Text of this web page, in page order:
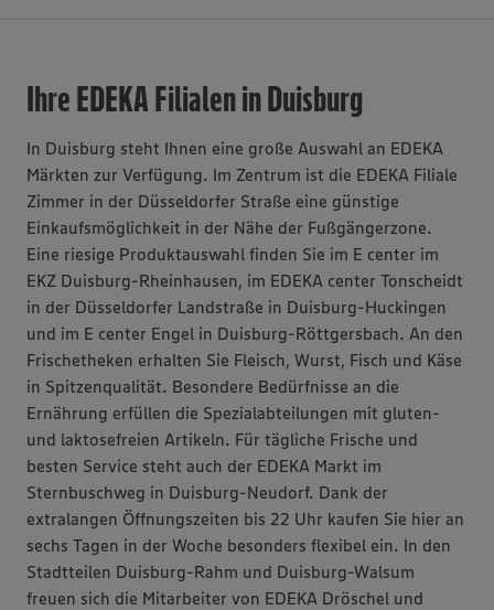
Ihre EDEKA Filialen in Duisburg
In Duisburg steht Ihnen eine große Auswahl an EDEKA
Märkten zur Verfügung. Im Zentrum ist die EDEKA Filiale
Zimmer in der Düsseldorfer Straße eine günstige
Einkaufsmöglichkeit in der Nähe der Fußgängerzone.
Eine riesige Produktauswahl finden Sie im E center im
EKZ Duisburg-Rheinhausen, im EDEKA center Tonscheidt
in der Düsseldorfer Landstraße in Duisburg-Huckingen
und im E center Engel in Duisburg-Röttgersbach. An den
Frischetheken erhalten Sie Fleisch, Wurst, Fisch und Käse
in Spitzenqualität. Besondere Bedürfnisse an die
Ernährung erfüllen die Spezialabteilungen mit gluten-
und laktosefreien Artikeln. Für tägliche Frische und
besten Service steht auch der EDEKA Markt im
Sternbuschweg in Duisburg-Neudorf. Dank der
extralangen Öffnungszeiten bis 22 Uhr kaufen Sie hier an
sechs Tagen in der Woche besonders flexibel ein. In den
Stadtteilen Duisburg-Rahm und Duisburg-Walsum
freuen sich die Mitarbeiter von EDEKA Dröschel und